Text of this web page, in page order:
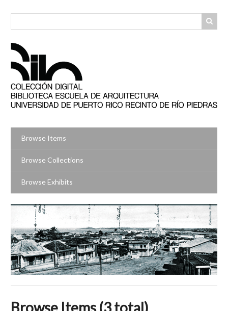
Browse Items
Browse Collections
Browse Exhibits
Browse Items (3 total)